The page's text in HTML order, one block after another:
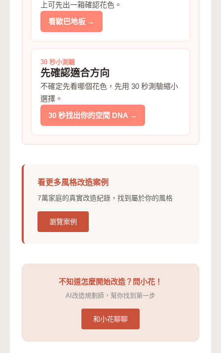
上可先出一箱確認花色。
看歐巴地板 →
30 秒小測驗
先確認適合方向
不確定先看哪個花色，先用 30 秒測驗縮小
選擇。
30 秒找出你的空間 DNA →
看更多風格改造案例
7萬家庭的真實改造紀錄，找到屬於你的風格
瀏覽案例
不知道怎麼開始改造？問小花！
AI改造規劃師，幫你找到第一步
和小花聊聊